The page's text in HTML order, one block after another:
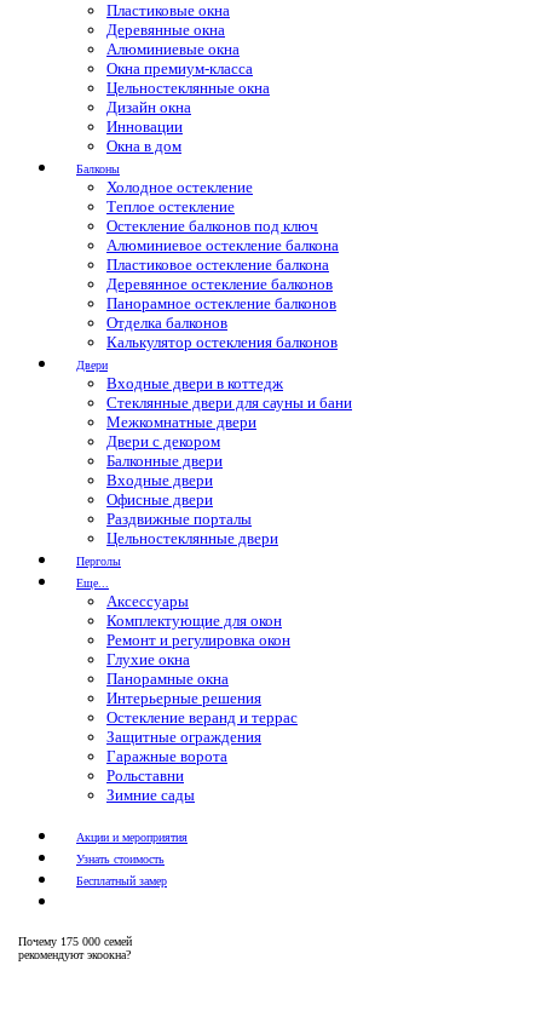
Пластиковые окна
Деревянные окна
Алюминиевые окна
Окна премиум-класса
Цельностеклянные окна
Дизайн окна
Инновации
Окна в дом
Балконы
Холодное остекление
Теплое остекление
Остекление балконов под ключ
Алюминиевое остекление балкона
Пластиковое остекление балкона
Деревянное остекление балконов
Панорамное остекление балконов
Отделка балконов
Калькулятор остекления балконов
Двери
Входные двери в коттедж
Стеклянные двери для сауны и бани
Межкомнатные двери
Двери с декором
Балконные двери
Входные двери
Офисные двери
Раздвижные порталы
Цельностеклянные двери
Перголы
Еще...
Аксессуары
Комплектующие для окон
Ремонт и регулировка окон
Глухие окна
Панорамные окна
Интерьерные решения
Остекление веранд и террас
Защитные ограждения
Гаражные ворота
Рольставни
Зимние сады
Акции и мероприятия
Узнать стоимость
Бесплатный замер
Почему 175 000 семей
рекомендуют экоокна?